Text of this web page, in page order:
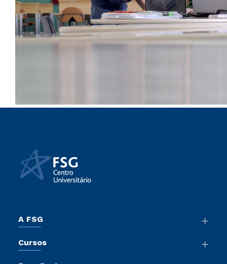
A FSG
Sala de Imprensa
Cursos